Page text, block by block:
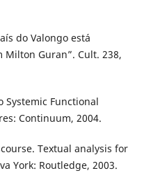
do Valongo está
Milton Guran”. Cult. 238,
Systemic Functional
Continuum, 2004.
Textual analysis for
York: Routledge, 2003.